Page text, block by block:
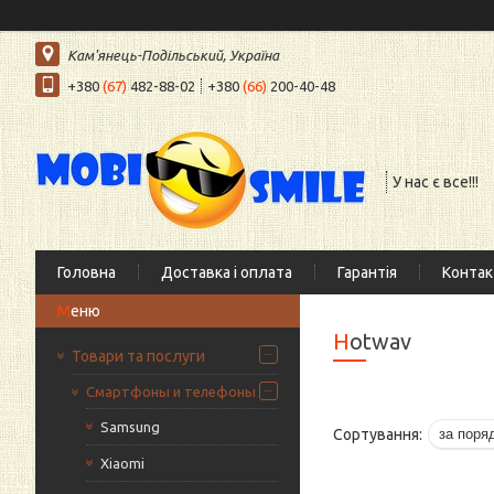
Кам'янець-Подільський, Україна
+380 (67)482-88-02 +380(66)200-40-48
У нас є все!!!
Головна Доставка і оплата Гарантія
Товари та послуги
Смартфоны и телефоны
Samsung
Xiaomi
Hotwav